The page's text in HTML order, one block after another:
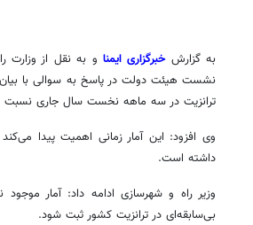
به گزارش خبرگزاری ایمنا و به نقل از وزارت
نشست هیئت دولت در پاسخ به سوالی با بیان
ترانزیت در سه ماهه نخست سال جاری نسبت به سه ماهه
داشته است.
وزیر راه و شهرسازی ادامه داد: آمار
بی‌سابقه‌ای در ترانزیت کشور ثبت شود.